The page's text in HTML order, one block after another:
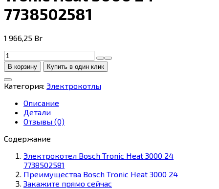
7738502581
1 966,25 Br
Количество
товара
Отопительный
котел
Bosch
Tronic
Heat
3000
7738502581
В корзину Купить в один клик
Категория: Электрокотлы
Описание
Детали
Отзывы (0)
Содержание
Электрокотел Bosch Tronic Heat 3000 24
7738502581
Преимущества Bosch Tronic Heat 3000 24
Закажите прямо сейчас